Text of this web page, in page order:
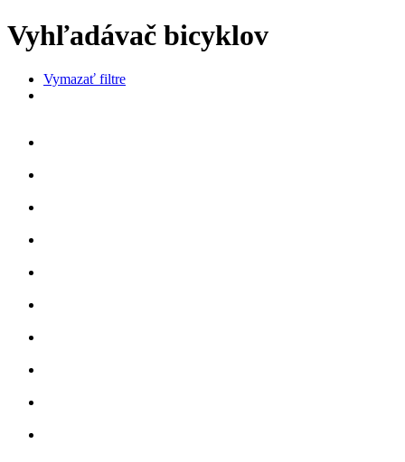
Vyhľadávač bicyklov
Vymazať filtre